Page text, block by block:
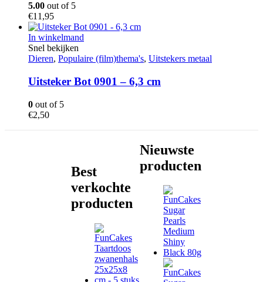
5.00 out of 5
€11,95
In winkelmand
Snel bekijken
Dieren, Populaire (film)thema's, Uitstekers metaal
Uitsteker Bot 0901 – 6,3 cm
0 out of 5
€2,50
Best
verkochte
producten
Nieuwste
producten